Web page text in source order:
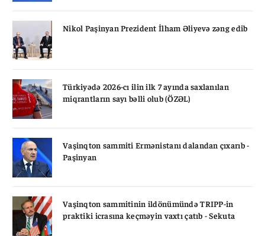
Nikol Paşinyan Prezident İlham Əliyevə zəng edib
Türkiyədə 2026-cı ilin ilk 7 ayında saxlanılan
miqrantların sayı bəlli olub (ÖZƏL)
Vaşinqton sammiti Ermənistanı dalandan çıxarıb -
Paşinyan
Vaşinqton sammitinin ildönümündə TRIPP-in
praktiki icrasına keçməyin vaxtı çatıb - Sekuta